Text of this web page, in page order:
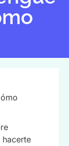
hacerte